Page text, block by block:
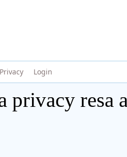
Privacy Login
privacy resa